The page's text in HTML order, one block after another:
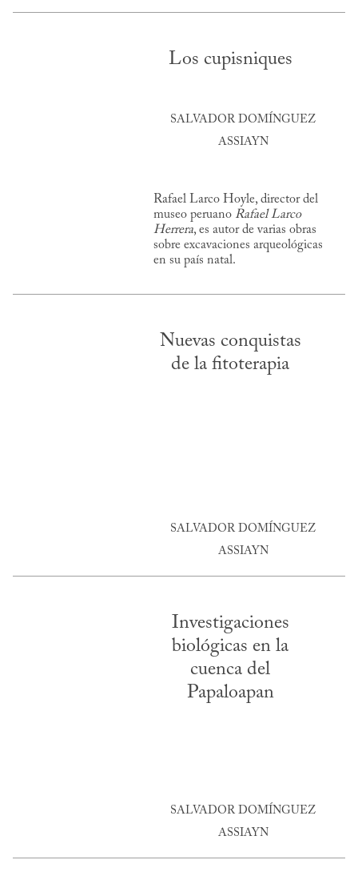
Los cupisniques
SALVADOR DOMÍNGUEZ
ASSIAYN
Rafael Larco Hoyle, director del
museo peruano Rafael Larco
Herrera, es autor de varias obras
sobre excavaciones arqueológicas
en su país natal.
Nuevas conquistas
de la fitoterapia
SALVADOR DOMÍNGUEZ
ASSIAYN
Investigaciones
biológicas en la
cuenca del
Papaloapan
SALVADOR DOMÍNGUEZ
ASSIAYN